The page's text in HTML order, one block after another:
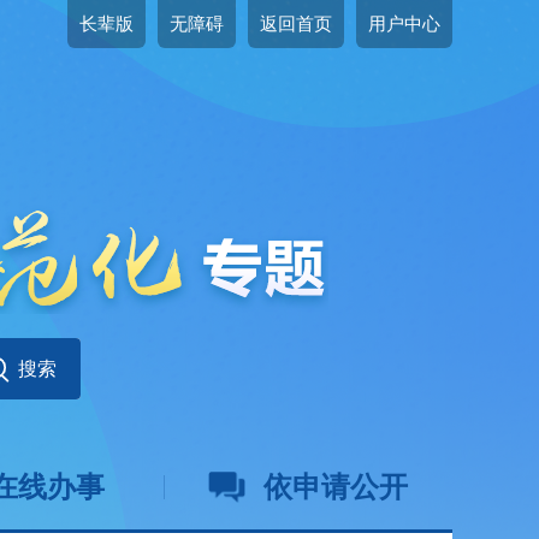
长辈版 无障碍 返回首页 用户中心
线办事 依申请公开